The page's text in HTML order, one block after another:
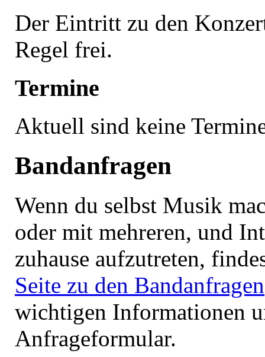
Der Eintritt zu den
Regel frei.
Termine
Aktuell sind keine
Bandanfragen
Wenn du selbst Musik
oder mit mehreren, und
zuhause aufzutreten,
Seite zu den Bandanfragen
wichtigen Informationen
Anfrageformular.